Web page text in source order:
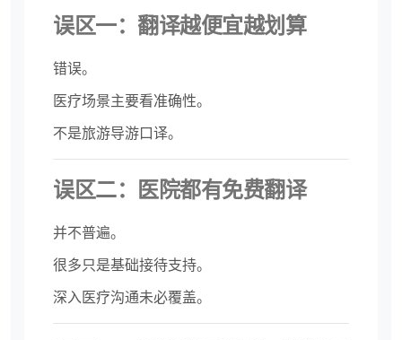
误区一：翻译越便宜越划算
错误。
医疗场景主要看准确性。
不是旅游导游口译。
误区二：医院都有免费翻译
并不普遍。
很多只是基础接待支持。
深入医疗沟通未必覆盖。